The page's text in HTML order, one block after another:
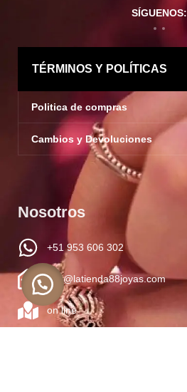
SÍGUENOS:
TÉRMINOS Y POLÍTICAS
Politica de compras
Cambios y Devoluciones
Nosotros
+51 953 606 302
info@latienda88joyas.com
on line